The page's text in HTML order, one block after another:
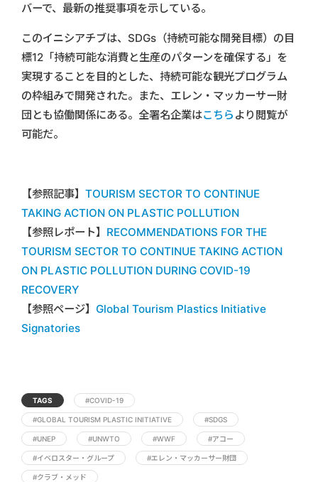
バーで、最新の推奨事項を示している。
このイニシアチブは、SDGs（持続可能な開発目標）の目
標12「持続可能な消費と生産のパターンを確保する」を
実現することを目的とした、持続可能な観光プログラム
の枠組みで開発された。また、エレン・マッカーサー財
団とも協働関係にある。全署名企業はこちら より閲覧が
可能だ。
【参照記事】 TOURISM SECTOR TO CONTINUE
TAKING ACTION ON PLASTIC POLLUTION
【参照レポート】 RECOMMENDATIONS FOR THE
TOURISM SECTOR TO CONTINUE TAKING ACTION
ON PLASTIC POLLUTION DURING COVID-19
RECOVERY
【参照ページ】 Global Tourism Plastics Initiative
Signatories
TAGS #COVID-19
#GLOBAL TOURISM PLASTIC INITIATIVE #SDGS
#UNEP #UNWTO #WWF #アコー
#イベロスター・グループ #エレン・マッカーサー財団
#クラブ・メッド